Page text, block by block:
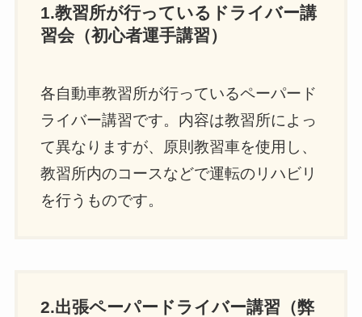
1.教習所が行っているドライバー講
習会（初心者運手講習）
各自動車教習所が行っているペーパード
ライバー講習です。内容は教習所によっ
て異なりますが、原則教習車を使用し、
教習所内のコースなどで運転のリハビリ
を行うものです。
2.出張ペーパードライバー講習（弊